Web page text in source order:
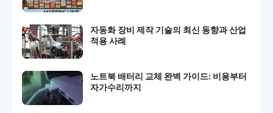
자동화 장비 제작 기술의 최신 동향과 산업
적용 사례
노트북 배터리 교체 완벽 가이드: 비용부터
자가수리까지